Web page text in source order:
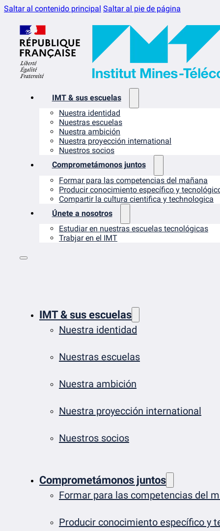
Saltar al contenido principal Saltar al pie de página
IMT & sus escuelas
Nuestra identidad
Nuestras escuelas
Nuestra ambición
Nuestra proyección international
Nuestros socios
Comprometámonos juntos
Formar para las competencias del mañana
Producir conocimiento específico y
Compartir la cultura cientifica y technologica
Únete a nosotros
Estudiar en nuestras escuelas tecnológicas
Trabjar en el IMT
IMT & sus escuelas
Nuestra identidad
Nuestras escuelas
Nuestra ambición
Nuestra proyección international
Nuestros socios
Comprometámonos juntos
Formar para las competencias del
Producir conocimiento específico y